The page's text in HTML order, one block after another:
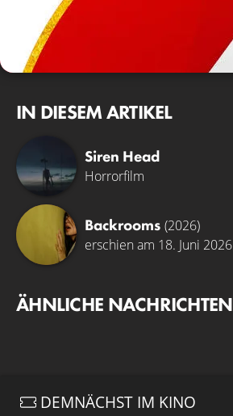
IN DIESEM ARTIKEL
Siren Head
Horrorfilm
Backrooms (2026)
erschien am 18. Juni 2026
ÄHNLICHE NACHRICHTEN
DEMNÄCHST IM KINO